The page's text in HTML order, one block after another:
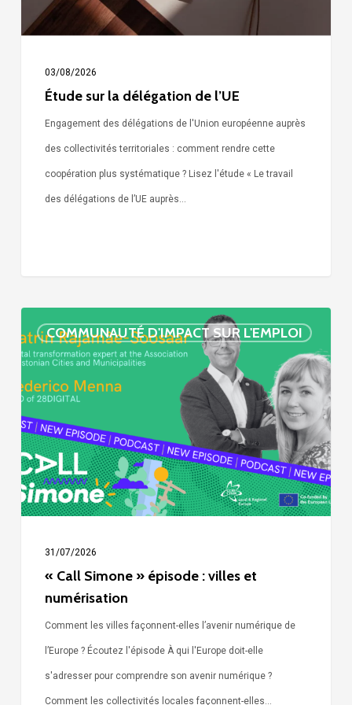
03/08/2026
Étude sur la délégation de l’UE
Engagement des délégations de l'Union européenne auprès
des collectivités territoriales : comment rendre cette
coopération plus systématique ? Lisez l'étude « Le travail
des délégations de l’UE auprès…
COMMUNAUTÉ D'IMPACT SUR L'EMPLOI
Simone »
épisode
:
villes
et
numérisation
31/07/2026
« Call Simone » épisode : villes et
numérisation
Comment les villes façonnent-elles l’avenir numérique de
l’Europe ? Écoutez l'épisode À qui l'Europe doit-elle
s'adresser pour comprendre son avenir numérique ?
Comment les collectivités locales façonnent-elles…